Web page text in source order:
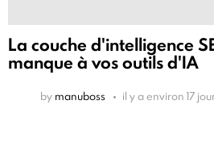
La couche d'intelligence
manque à vos outils d'IA
by manuboss il y a environ 17